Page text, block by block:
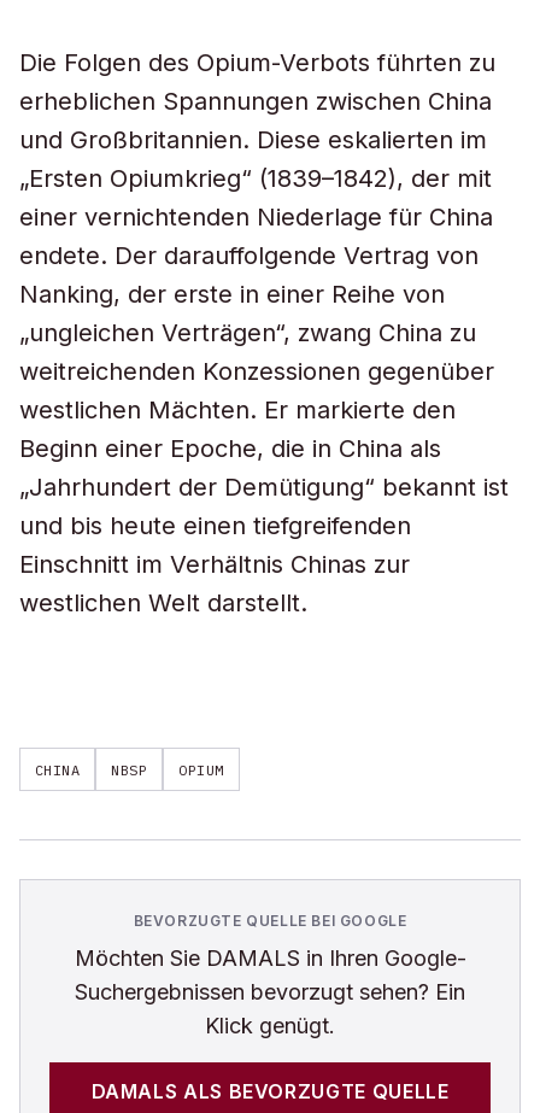
Die Folgen des Opium-Verbots führten zu
erheblichen Spannungen zwischen China
und Großbritannien. Diese eskalierten im
„Ersten Opiumkrieg“ (1839–1842), der mit
einer vernichtenden Niederlage für China
endete. Der darauffolgende Vertrag von
Nanking, der erste in einer Reihe von
„ungleichen Verträgen“, zwang China zu
weitreichenden Konzessionen gegenüber
westlichen Mächten. Er markierte den
Beginn einer Epoche, die in China als
„Jahrhundert der Demütigung“ bekannt ist
und bis heute einen tiefgreifenden
Einschnitt im Verhältnis Chinas zur
westlichen Welt darstellt.
CHINA NBSP OPIUM
BEVORZUGTE QUELLE BEI GOOGLE
Möchten Sie DAMALS in Ihren Google-
Suchergebnissen bevorzugt sehen? Ein
Klick genügt.
DAMALS ALS BEVORZUGTE QUELLE